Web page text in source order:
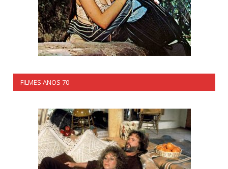
FILMES ANOS 70